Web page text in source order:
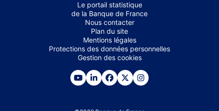
Le portail statistique
de la Banque de France
Nous contacter
Plan du site
Mentions légales
Protections des données personnelles
Gestion des cookies